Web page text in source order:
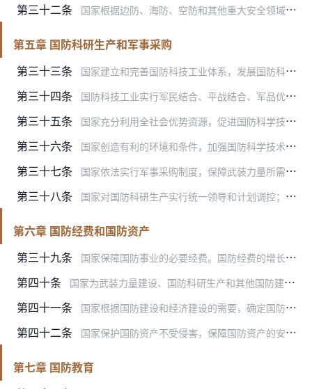
第三十二条 国家根据边防、海防、空防和其他重大安全领域防卫的需要，加强防卫力量建设，建设作战、指挥、通信、测控、导航、防护、交通、保障等国防设施。各级人民政府和军事机关应当…
第五章 国防科研生产和军事采购
第三十三条
国家建立和完善国防科技工业体系，发展国防科研生产，为武装力量提供性能先进、质量可靠、配套完善、便于操作和维修的武器装备以及其他适用的军用物资，满足国防需要。
第三十四条 国防科技工业实行军民结合、平战结合、军品优先、创新驱动、自主可控的方针。
第三十五条 国家充分利用全社会优势资源，促进国防科学技术进步，加快技术自主研发，发挥高新技术在武器装备发展中的先导作用，增加技术储备，完善国防知识产权制度，促进国防科技成果…
第三十六条 国家创造有利的环境和条件，加强国防科学技术人才培养，鼓励和吸引优秀人才进入国防科研生产领域，激发人才创新活力。
第三十七条 国家依法实行军事采购制度，保障武装力量所需武器装备和物资、工程、服务的采购供应。
第三十八条 国家对国防科研生产实行统一领导和计划调控；注重发挥市场机制作用，推进国防科研生产和军事采购活动公平竞争。
第六章 国防经费和国防资产
第三十九条
国家保障国防事业的必要经费。国防经费的增长应当与国防需求和国民经济发展水平相适应。
第四十条 国家为武装力量建设、国防科研生产和其他国防建设直接投入的资金、划拨使用的土地等资源，以及由此形成的用于国防目的的武器装备和设备设施、物资器材、技术成果等属于国防…
第四十一条 国家根据国防建设和经济建设的需要，确定国防资产的规模、结构和布局，调整和处分国防资产。
第四十二条 国家保护国防资产不受侵害，保障国防资产的安全、完整和有效。
第七章 国防教育